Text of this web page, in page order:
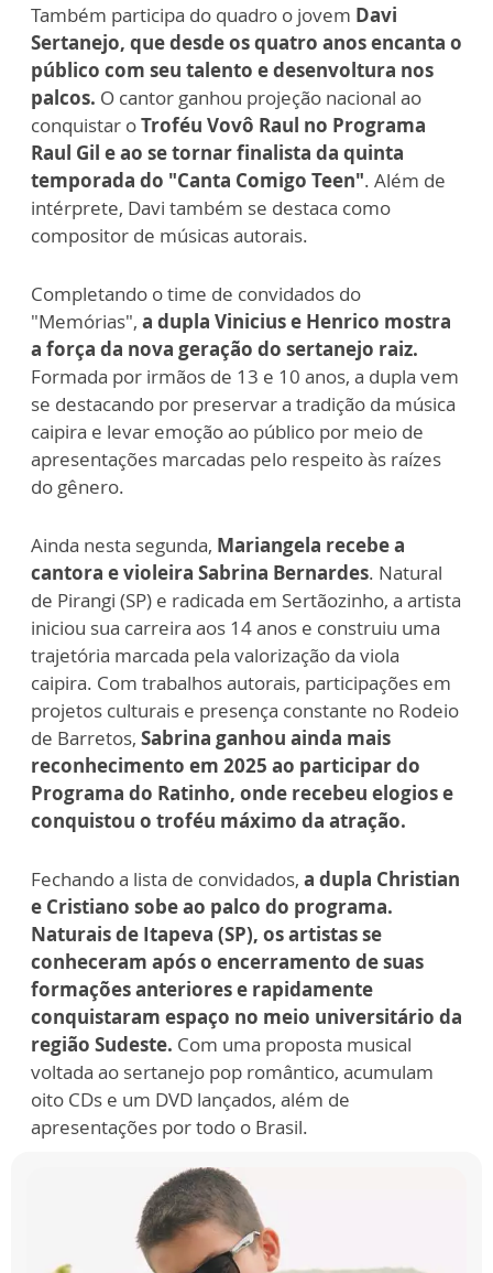
Também participa do quadro o jovem Davi
Sertanejo, que desde os quatro anos encanta o
público com seu talento e desenvoltura nos
palcos. O cantor ganhou projeção nacional ao
conquistar oTroféu Vovô Raul no Programa
Raul Gil e ao se tornar finalista da quinta
temporada do "Canta Comigo Teen". Além de
intérprete, Davi também se destaca como
compositor de músicas autorais.
Completando o time de convidados do
"Memórias", a dupla Vinicius e Henrico mostra
a força da nova geração do sertanejo raiz.
Formada por irmãos de 13 e 10 anos, a dupla vem
se destacando por preservar a tradição da música
caipira e levar emoção ao público por meio de
apresentações marcadas pelo respeito às raízes
do gênero.
Ainda nesta segunda, Mariangela recebe a
cantora e violeira Sabrina Bernardes. Natural
de Pirangi (SP) e radicada em Sertãozinho, a artista
iniciou sua carreira aos 14 anos e construiu uma
trajetória marcada pela valorização da viola
caipira. Com trabalhos autorais, participações em
projetos culturais e presença constante no Rodeio
de Barretos, Sabrina ganhou ainda mais
reconhecimento em 2025 ao participar do
Programa do Ratinho, onde recebeu elogios e
conquistou o troféu máximo da atração.
Fechando a lista de convidados, a dupla Christian
e Cristiano sobe ao palco do programa.
Naturais de Itapeva (SP), os artistas se
conheceram após o encerramento de suas
formações anteriores e rapidamente
conquistaram espaço no meio universitário da
região Sudeste. Com uma proposta musical
voltada ao sertanejo pop romântico, acumulam
oito CDs e um DVD lançados, além de
apresentações por todo o Brasil.